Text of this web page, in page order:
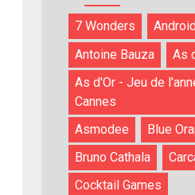
7 Wonders
Android
Antoine Bauza
As
As d'Or - Jeu de
Cannes
Asmodee
Blue
Bruno Cathala
Cocktail Games